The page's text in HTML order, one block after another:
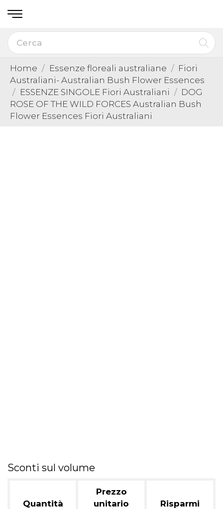
Home Essenze floreali australiane
Fiori
Australiani- Australian Bush Flower Essences
ESSENZE SINGOLE Fiori Australiani
DOG
ROSE OF THE WILD FORCES Australian Bush
Flower Essences Fiori Australiani
Sconti sul volume
Quantità
Prezzo
unitario
Risparmi